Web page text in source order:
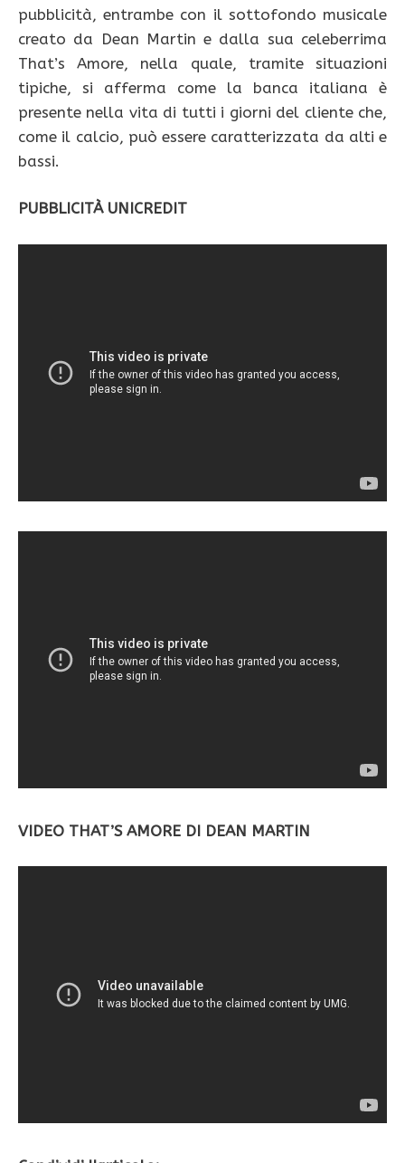
pubblicità, entrambe con il sottofondo musicale
creato da Dean Martin e dalla sua celeberrima
That’s Amore, nella quale, tramite situazioni
tipiche, si afferma come la banca italiana è
presente nella vita di tutti i giorni del cliente che,
come il calcio, può essere caratterizzata da alti e
bassi.
PUBBLICITÀ UNICREDIT
VIDEO THAT’S AMORE DI DEAN MARTIN